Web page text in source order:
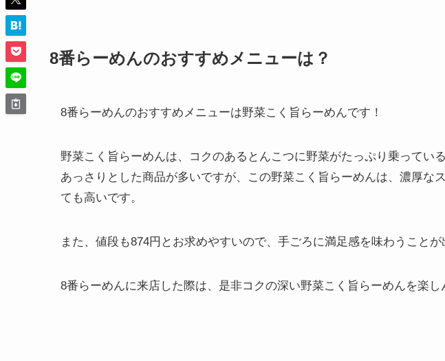
8番らーめんのおすすめメニューは？
8番らーめんのおすすめメニューは野菜こく旨らーめんです！
野菜こく旨らーめんは、コクのあるとんこつに野菜がたっぷり乗ってい
あっさりとした商品が多いですが、この野菜こく旨らーめんは、濃厚な
ても高いです。
また、値段も874円とお求めやすいので、手ごろに満足感を味わうことが
8番らーめんに来店した際は、是非コクの深い野菜こく旨らーめんを楽し